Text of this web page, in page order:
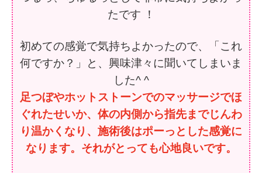
たです ！
初めての感覚で気持ちよかったので、「これ
何ですか？」と、興味津々に聞いてしまいま
した^ ^
足つぼやホットストーンでのマッサージでほ
ぐれたせいか、体の内側から指先までじんわ
り温かくなり、施術後はポーっとした感覚に
なります。それがとっても心地良いです。